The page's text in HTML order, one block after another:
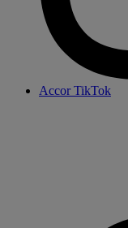
Accor TikTok